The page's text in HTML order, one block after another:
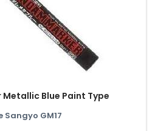
Blue Paint Type
Sangyo GM17